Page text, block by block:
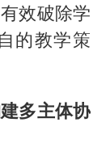
效破除学
的教学策
多主体协